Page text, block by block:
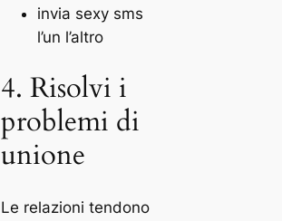
invia sexy sms
l’un l’altro
4. Risolvi i
problemi di
unione
Le relazioni tendono